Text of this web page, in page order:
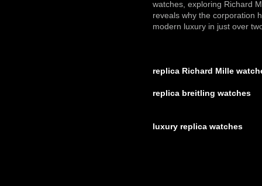
watches, exploring Richard
reveals why the corporation
modern luxury in just over
replica Richard Mille
replica breitling watches
luxury replica watches